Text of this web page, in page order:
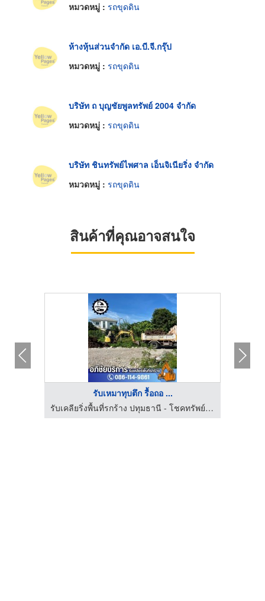
หมวดหมู่ : รถขุดดิน
ห้างหุ้นส่วนจำกัด เอ.บี.จี.กรุ๊ป
หมวดหมู่ : รถขุดดิน
บริษัท ถ บุญชัยพูลทรัพย์ 2004 จำกัด
หมวดหมู่ : รถขุดดิน
บริษัท ชินทรัพย์ไพศาล เอ็นจิเนียริ่ง จำกัด
หมวดหมู่ : รถขุดดิน
สินค้าที่คุณอาจสนใจ
รับเหมาทุบตึก รื้อถอ ...
รับเคลียริ่งพื้นที่รกร้าง ปทุมธานี - โชคทรัพย์อภิชัย